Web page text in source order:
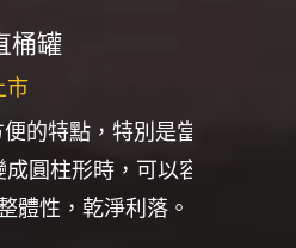
罐
的特點，特別是當
圓柱形時，可以容
性，乾淨利落。